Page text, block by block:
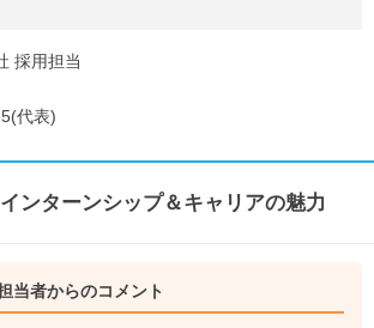
採用担当
代表)
ンターンシップ＆キャリアの魅力
当者からのコメント